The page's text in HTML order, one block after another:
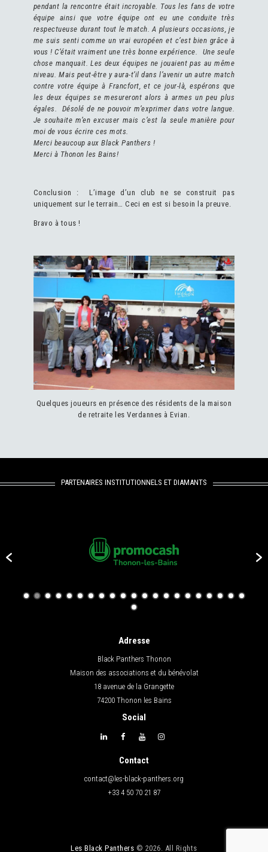
pendant la rencontre était incroyable. Tous les fans de votre
équipe ainsi que votre équipe ont eu une conduite très
respectueuse durant tout le match. A plusieurs occasions, je
me suis senti comme un vrai européen et c’est bien grâce à
vous ! C’était vraiment une très bonne expérience. Une seule
chose manquait. Les deux équipes ne jouaient pas au même
niveau. Mais peut-être y aura-t’il dans l’avenir un autre match
contre votre équipe à Francfort, et ce jour-là, espérons que
les deux équipes se mesureront alors à armes un peu plus
égales. Désolé de ne pouvoir m’exprimer dans votre langue.
Je souhaite m’en excuser mais c’est la seule manière pour
moi de vous écrire ces mots.
Merci beaucoup aux Black Panthers !
Merci à Thonon les Bains!
Conclusion : L’image d’un club ne se construit pas
uniquement sur le terrain… Ceci en est si besoin la preuve.
Bravo à tous !
Quelques joueurs en présence des résidents de la maison
de retraite les Verdannes à Evian.
PARTENAIRES INSTITUTIONNELS ET DIAMANTS
Adresse
Black Panthers Thonon
Maison des associations et du bénévolat
18 avenue de la Grangette
74200 Thonon les Bains
Social
Contact
contact@les-black-panthers.org
+33 4 50 70 21 87
Les Black Panthers © 2026. All Rights